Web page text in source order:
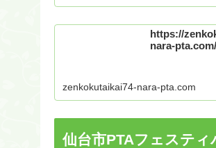
会奈良大会のご
ンヴィヴィ...
https://
nara-pta.com/
zenkokutaikai74-nara-pta.com
仙台市PTAフェスティ